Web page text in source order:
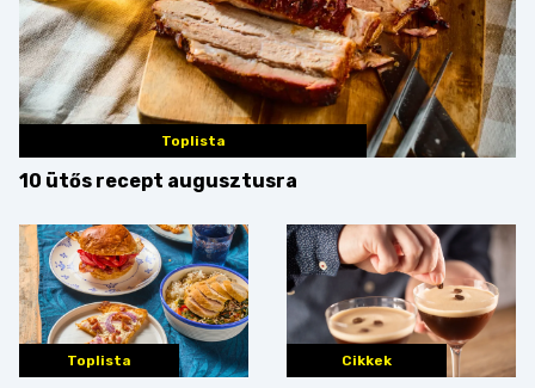
Toplista
10 ütős recept augusztusra
Toplista Cikkek